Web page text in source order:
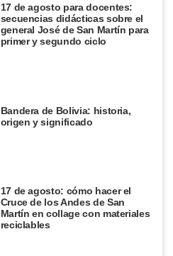
17 de agosto para docentes:
secuencias didácticas sobre el
general José de San Martín para
primer y segundo ciclo
Bandera de Bolivia: historia,
origen y significado
17 de agosto: cómo hacer el
Cruce de los Andes de San
Martín en collage con materiales
reciclables